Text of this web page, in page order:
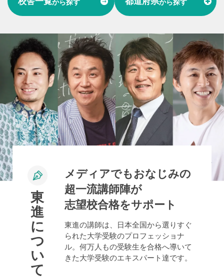
から探す から探す
東海 愛知県 岐阜県
関西 大阪府 兵庫県
中国 山口県
九州 福岡県 熊本県 長崎県
東
進
に
つ
い
て
メディアでもおなじみの
超一流講師陣が
志望校合格をサポート
東進の講師は、日本全国から選りすぐ
られた大学受験のプロフェッショナ
ル。何万人もの受験生を合格へ導いて
きた大学受験のエキスパート達です。